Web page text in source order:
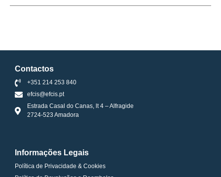
Contactos
+351 214 253 840
efcis@efcis.pt
Estrada Casal do Canas, lt 4 – Alfragide
2724-523 Amadora
Informações Legais
Política de Privacidade & Cookies